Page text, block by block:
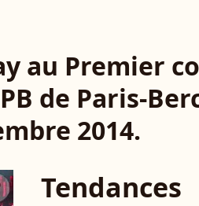
au Premier
de Paris-
2014.
Tendances